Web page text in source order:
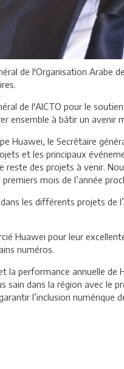
de l'Organisation Arabe
de l'AICTO pour le
ensemble à bâtir un avenir
le Secrétaire
et les principaux
des projets à venir.
mois de l’année
les différents projets de
Huawei pour leur
numéros.
performance annuelle de
dans la région avec le
l’inclusion numérique